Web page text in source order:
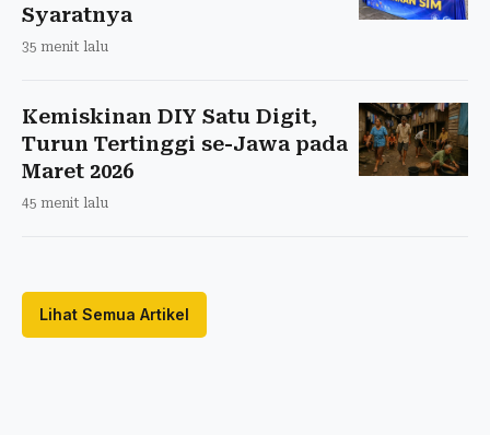
Syaratnya
35 menit lalu
Kemiskinan DIY Satu Digit,
Turun Tertinggi se-Jawa pada
Maret 2026
45 menit lalu
Lihat Semua Artikel